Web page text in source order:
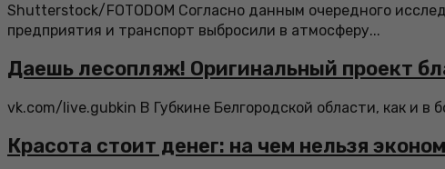
Shutterstock/FOTODOM Согласно данным очередного
предприятия и транспорт выбросили в атмосферу...
Даешь лесопляж! Оригинальный проект
vk.com/live.gubkin В Губкине Белгородской области, как и в
Красота стоит денег: на чем нельзя